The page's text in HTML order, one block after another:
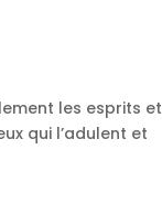
les esprits et
qui l’adulent et